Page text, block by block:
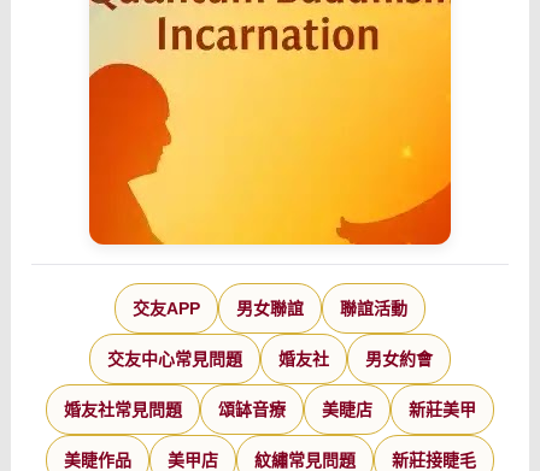
交友APP 男女聯誼 聯誼活動
交友中心常見問題 婚友社 男女約會
婚友社常見問題 頌缽音療 美睫店 新莊美甲
美睫作品 美甲店 紋繡常見問題 新莊接睫毛